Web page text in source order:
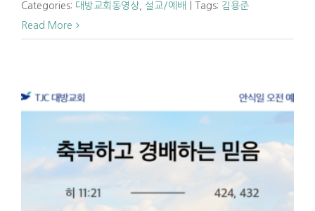
Categories: 대방교회동영상 설교/예배 Tags: 김용준
Read More